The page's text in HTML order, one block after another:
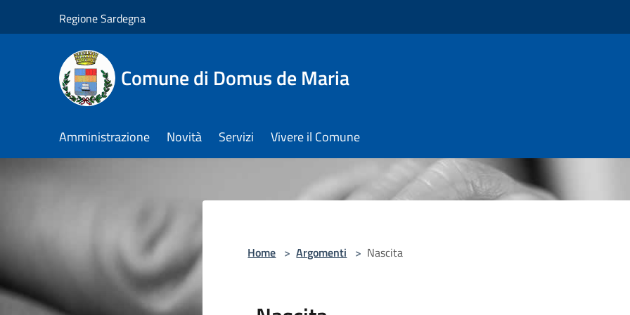
Regione Sardegna
Comune di Domus de Maria
Amministrazione Novità Servizi Vivere il Comune
Home > Argomenti > Nascita